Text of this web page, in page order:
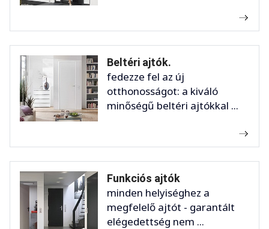
Beltéri ajtók.
fedezze fel az új
otthonosságot: a kiváló
minőségű beltéri ajtókkal ...
Funkciós ajtók
minden helyiséghez a
megfelelő ajtót - garantált
elégedettség nem ...